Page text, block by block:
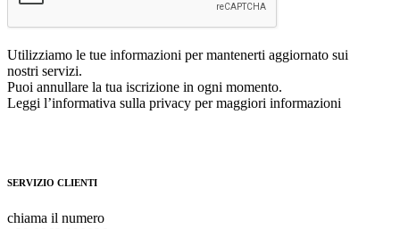
Utilizziamo le tue informazioni per mantenerti aggiornato sui
nostri servizi.
Puoi annullare la tua iscrizione in ogni momento.
Leggi l’informativa sulla privacy per maggiori informazioni
SERVIZIO CLIENTI
chiama il numero